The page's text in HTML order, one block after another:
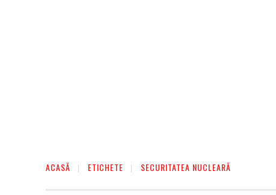
ACASĂ ETICHETE SECURITATEA NUCLEARĂ